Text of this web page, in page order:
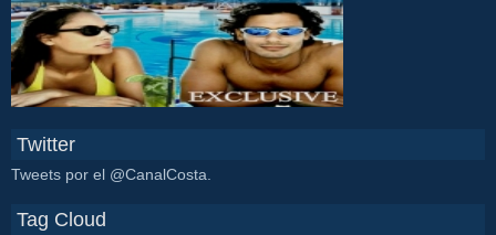
Twitter
Tweets por el @CanalCosta.
Tag Cloud